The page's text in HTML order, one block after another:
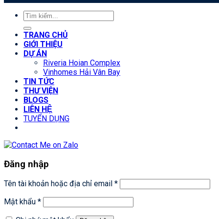
Tìm
TRANG CHỦ
GIỚI THIỆU
DỰ ÁN
Riveria Hoian Complex
Vinhomes Hải Vân Bay
TIN TỨC
THƯ VIỆN
BLOGS
LIÊN HỆ
TUYỂN DỤNG
Đăng nhập
Tên tài khoản hoặc địa chỉ email *
Mật khẩu *